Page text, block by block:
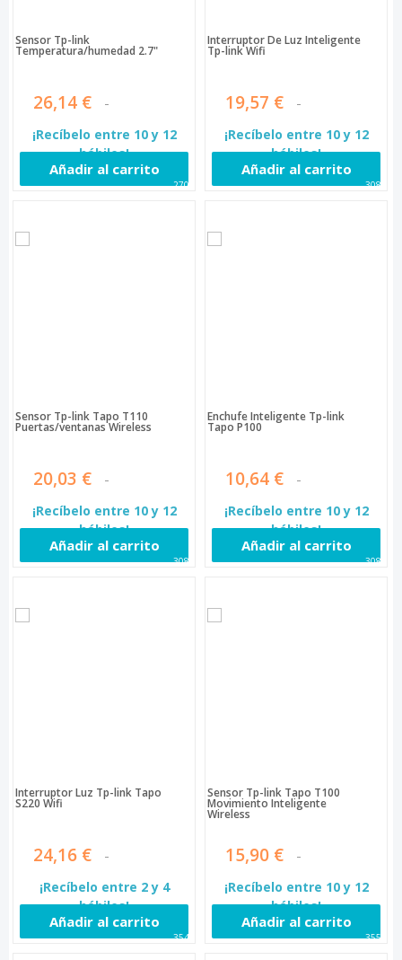
Sensor Tp-link
Temperatura/humedad 2.7"
26,14 €
¡Recíbelo entre 10 y 12
hábiles!
Añadir al carrito
2702
Interruptor De Luz Inteligente
Tp-link Wifi
19,57 €
¡Recíbelo entre 10 y 12
hábiles!
Añadir al carrito
3085
Sensor Tp-link Tapo T110
Puertas/ventanas Wireless
20,03 €
¡Recíbelo entre 10 y 12
hábiles!
Añadir al carrito
3086
Enchufe Inteligente Tp-link
Tapo P100
10,64 €
¡Recíbelo entre 10 y 12
hábiles!
Añadir al carrito
3087
Interruptor Luz Tp-link Tapo
S220 Wifi
24,16 €
¡Recíbelo entre 2 y 4
hábiles!
Añadir al carrito
3549
Sensor Tp-link Tapo T100
Movimiento Inteligente
Wireless
15,90 €
¡Recíbelo entre 10 y 12
hábiles!
Añadir al carrito
3550